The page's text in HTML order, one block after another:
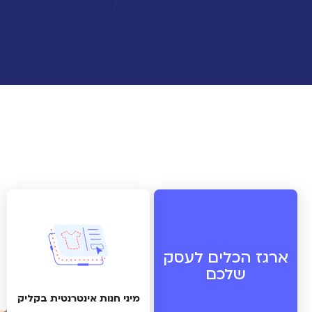
מיני חנות אינטרנטית בקליק
ארגז הכלים לעסק
שלכם